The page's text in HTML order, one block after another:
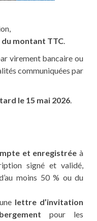
du montant TTC.
virement bancaire ou
communiquées par
le 15 mai 2026.
et enregistrée à
signé et validé,
moins 50 % ou du
lettre d’invitation
pour les